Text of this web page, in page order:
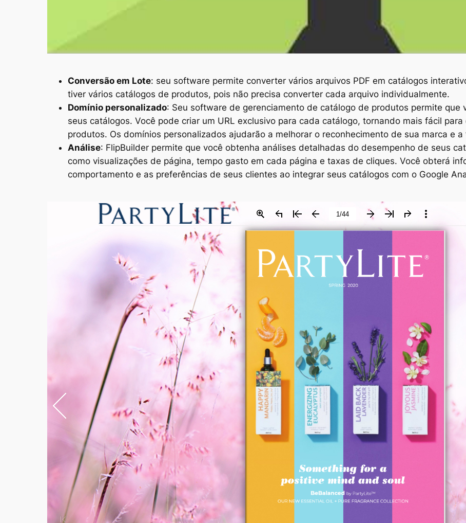
Conversão em Lote: seu software permite converter vários arquivos PDF em catálogos
tiver vários catálogos de produtos, pois não precisa converter cada arquivo individualmente.
Domínio personalizado: Seu software de gerenciamento de catálogo de produtos permite que
seus catálogos. Você pode criar um URL exclusivo para cada catálogo, tornando mais fácil
produtos. Os domínios personalizados ajudarão a melhorar o reconhecimento de sua marca e
Análise: FlipBuilder permite que você obtenha análises detalhadas do desempenho de seus
como visualizações de página, tempo gasto em cada página e taxas de cliques. Você obterá
comportamento e as preferências de seus clientes ao integrar seus catálogos com o Google